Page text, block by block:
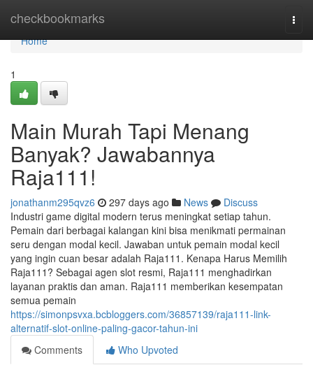
checkbookmarks
Home
Home
1
Main Murah Tapi Menang
Banyak? Jawabannya
Raja111!
jonathanm295qvz6 297 days ago News
Discuss
Industri game digital modern terus meningkat setiap tahun.
Pemain dari berbagai kalangan kini bisa menikmati permainan
seru dengan modal kecil. Jawaban untuk pemain modal kecil
yang ingin cuan besar adalah Raja111. Kenapa Harus Memilih
Raja111? Sebagai agen slot resmi, Raja111 menghadirkan
layanan praktis dan aman. Raja111 memberikan kesempatan
semua pemain
https://simonpsvxa.bcbloggers.com/36857139/raja111-link-
alternatif-slot-online-paling-gacor-tahun-ini
Comments
Who Upvoted